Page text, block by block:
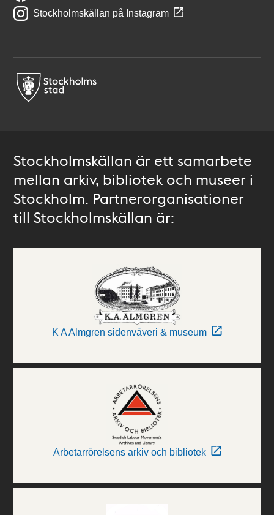
Stockholmskällan på Instagram
Stockholmskällan är ett samarbete
mellan arkiv, bibliotek och museer i
Stockholm. Partnerorganisationer
till Stockholmskällan är:
K A Almgren sidenväveri & museum
Arbetarrörelsens arkiv och bibliotek